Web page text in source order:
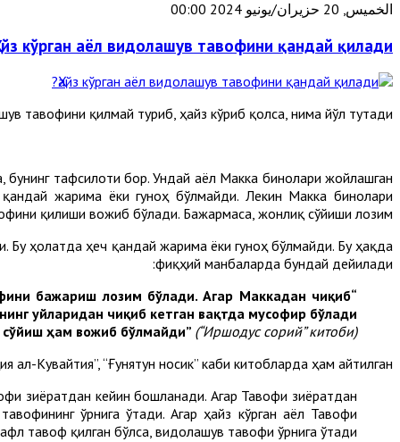
الخميس, 20 حزيران/يونيو 2024 00:00
кўрган аёл видолашув тавофини қандай қилади?
тавофини қилмай туриб, ҳайз кўриб қолса, нима йўл тутади?
тафсилоти бор. Ундай аёл Макка бинолари жойлашган
жарима ёки гуноҳ бўлмайди. Лекин Макка бинолари
қилиши вожиб бўлади. Бажармаса, жонлиқ сўйиши лозим.
Бу ҳолатда ҳеч қандай жарима ёки гуноҳ бўлмайди. Бу ҳақда
фиқҳий манбаларда бундай дейилади:
“Ҳайзли аёл Макка биноларидан ажрашдан аввал пок бўлиб қолса, садар
бажариш лозим бўлади. Агар Маккадан чиқиб
уйларидан чиқиб кетган вақтда мусофир бўлади
ҳам вожиб бўлмайди” (“Иршодус сорий” китоби).
Кувайтия”, “Ғунятун носик” каби китобларда ҳам айтилган.
зиёратдан кейин бошланади. Агар Тавофи зиёратдан
ўрнига ўтади. Агар ҳайз кўрган аёл Тавофи
тавоф қилган бўлса, видолашув тавофи ўрнига ўтади.